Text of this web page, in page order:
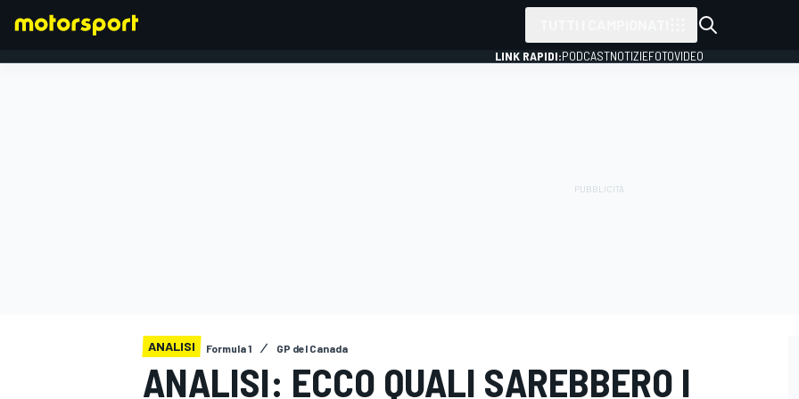
LINK RAPIDI:PODCASTNOTIZIEFOTOVIDEO
ANALISI Formula 1 GP del Canada
ANALISI: ECCO QUALI SAREBBERO I